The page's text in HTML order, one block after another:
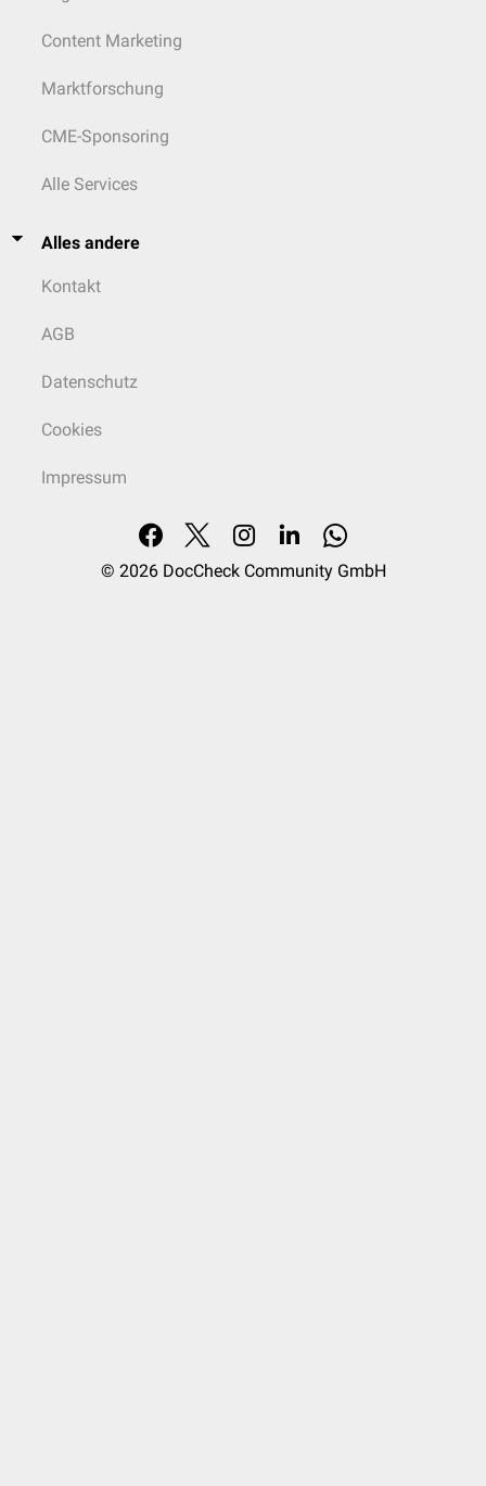
Content Marketing
Marktforschung
CME-Sponsoring
Alle Services
Alles andere
Kontakt
AGB
Datenschutz
Cookies
Impressum
© 2026 DocCheck Community GmbH